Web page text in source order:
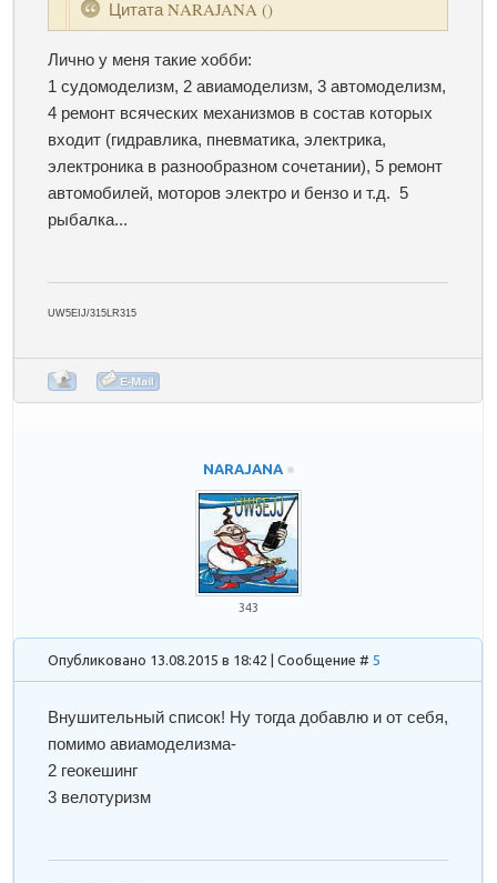
Цитата NARAJANA ()
Лично у меня такие хобби:
1 судомоделизм, 2 авиамоделизм, 3 автомоделизм,
4 ремонт всяческих механизмов в состав которых
входит (гидравлика, пневматика, электрика,
электроника в разнообразном сочетании), 5 ремонт
автомобилей, моторов электро и бензо и т.д. 5
рыбалка...
UW5EIJ/315LR315
NARAJANA
343
Опубликовано 13.08.2015 в 18:42 | Сообщение #5
Внушительный список! Ну тогда добавлю и от себя,
помимо авиамоделизма-
2 геокешинг
3 велотуризм